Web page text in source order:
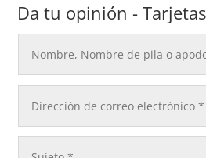
Da tu opinión -